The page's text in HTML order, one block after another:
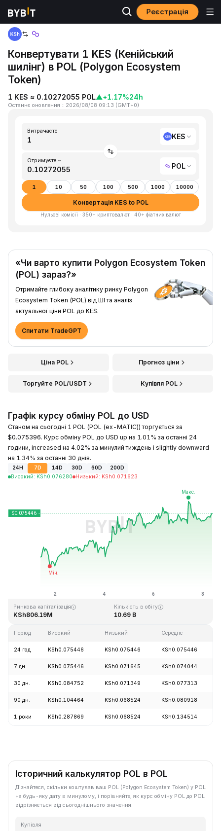
Реєстрація
Головна
Конвертувати 1 KES (Кенійський
шилінг) в POL (Polygon Ecosystem
Token)
1 KES ≈ 0.10272055 POL▲+1.17%24h
Останнє оновлення ： 2026/08/08 09:13 (GMT+0)
Витрачаєте
KES
Отримуєте ~
POL
1 10 50 100 500 1000 10000
Конвертація KES to POL
Нульові комісії · 350+ криптовалют · 40+ фіатних валют
«Чи варто купити Polygon Ecosystem Token
(POL) зараз?»
Отримайте глибоку аналітику ринку Polygon
Ecosystem Token (POL) від ШІ та аналіз
актуальної ціни POL до KES.
Спитати TradeGPT
Ціна POL Прогноз ціни
Торгуйте POL/USDT Купівля POL
Графік курсу обміну POL до USD
Станом на сьогодні 1 POL (POL (ex-MATIC)) торгується за
$0.075396. Курс обміну POL до USD up на 1.01% за останні 24
години, increased на 4.02% за минулий тиждень і slightly downward
на 1.34% за останні 30 днів.
24H 7D 14D 30D 60D
200D
Високий: KSh0.076280 Низький: KSh0.071623
Останнє оновлення: 2026-08-08, 09:13 GMT+0
KSh0.067711
Ринкова капіталізація
KSh806.19M
Кількість в обігу
10.69 B
Період Високий Низький Середнє
24 год KSh0.075446 KSh0.075446 KSh0.075446
7 дн. KSh0.075446 KSh0.071645 KSh0.074044
30 дн. KSh0.084752 KSh0.071349 KSh0.077313
90 дн. KSh0.104464 KSh0.068524 KSh0.080918
1 роки KSh0.287869 KSh0.068524 KSh0.134514
Історичний калькулятор POL в POL
Дізнайтеся, скільки коштував ваш POL (Polygon Ecosystem Token) у POL
на будь-яку дату в минулому, і порівняйте, як курс обміну POL до POL
відрізняється від сьогоднішнього значення.
Купівля